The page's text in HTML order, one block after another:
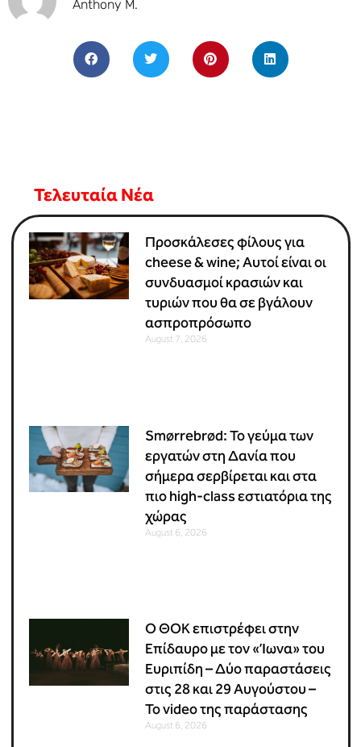
Anthony M.
Τελευταία Νέα
Προσκάλεσες φίλους για
cheese & wine; Αυτοί είναι οι
συνδυασμοί κρασιών και
τυριών που θα σε βγάλουν
ασπροπρόσωπο
August 7, 2026
Smørrebrød: Το γεύμα των
εργατών στη Δανία που
σήμερα σερβίρεται και στα
πιο high-class εστιατόρια της
χώρας
August 6, 2026
Ο ΘΟΚ επιστρέφει στην
Επίδαυρο με τον «Ίωνα» του
Ευριπίδη – Δύο παραστάσεις
στις 28 και 29 Αυγούστου –
Το video της παράστασης
August 6, 2026